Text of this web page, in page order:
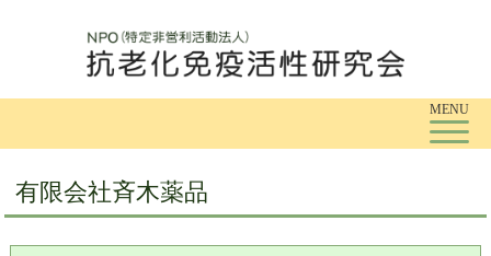
MENU
有限会社斉木薬品